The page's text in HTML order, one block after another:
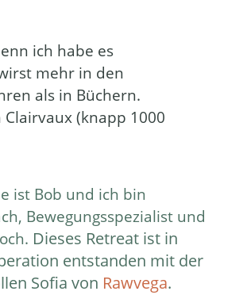
ich habe es
mehr in den
als in Büchern.
(knapp 1000
ist Bob und ich bin
Bewegungsspezialist und
Dieses Retreat ist in
entstanden mit der
Sofia von Rawvega.